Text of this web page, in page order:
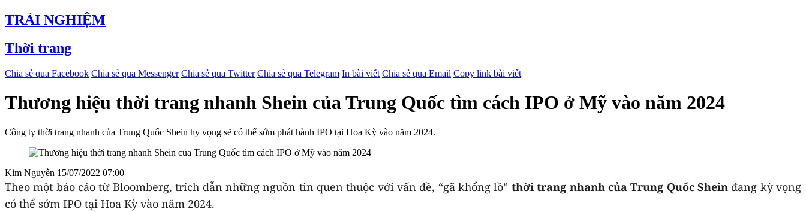
TRẢI NGHIỆM
Thời trang
Chia sẻ qua Facebook Chia sẻ qua Messenger Chia sẻ qua Twitter Chia sẻ qua Telegram In bài viết Chia sẻ qua Email Copy link bài viết
Thương hiệu thời trang nhanh Shein của Trung Quốc tìm cách IPO ở Mỹ vào năm 2024
Công ty thời trang nhanh của Trung Quốc Shein hy vọng sẽ có thể sớm phát hành IPO tại Hoa Kỳ vào năm 2024.
Kim Nguyễn 15/07/2022 07:00
Theo một báo cáo từ Bloomberg, trích dẫn những nguồn tin quen thuộc với vấn đề, “gã khổng lồ” thời trang nhanh của Trung Quốc Shein đang kỳ vọng
có thể sớm IPO tại Hoa Kỳ vào năm 2024.